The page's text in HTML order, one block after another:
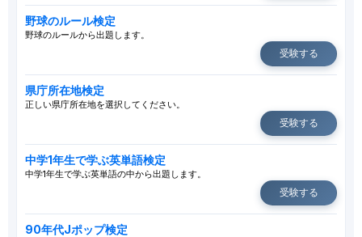
野球のルール検定
野球のルールから出題します。
受験する
県庁所在地検定
正しい県庁所在地を選択してください。
受験する
中学1年生で学ぶ英単語検定
中学1年生で学ぶ英単語の中から出題します。
受験する
90年代Jポップ検定